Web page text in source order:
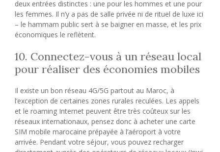
deux entrées distinctes : une pour les hommes et une pour
les femmes. Il n’y a pas de salle privée ni de rituel de luxe ici
– le hammam public sert à se baigner en masse, et les prix
économiques le reflètent.
10. Connectez-vous à un réseau local
pour réaliser des économies mobiles
Il existe un bon réseau 4G/5G partout au Maroc, à
l’exception de certaines zones rurales reculées. Les appels
et le roaming Internet peuvent être très coûteux sur les
réseaux internationaux, pensez donc à acheter une carte
SIM mobile marocaine prépayée à l’aéroport à votre
arrivée. Pendant votre séjour, vous pouvez recharger